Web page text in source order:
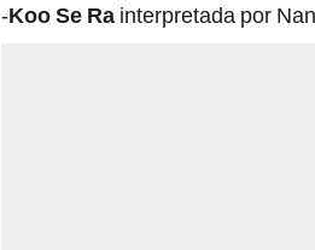
-Koo Se Ra interpretada por